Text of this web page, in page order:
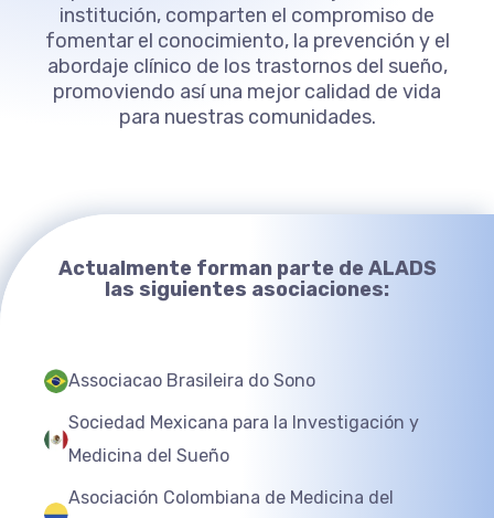
institución, comparten el compromiso de
fomentar el conocimiento, la prevención y el
abordaje clínico de los trastornos del sueño,
promoviendo así una mejor calidad de vida
para nuestras comunidades.
Actualmente forman parte de ALADS
las siguientes asociaciones:
Associacao Brasileira do Sono
Sociedad Mexicana para la Investigación y
Medicina del Sueño
Asociación Colombiana de Medicina del